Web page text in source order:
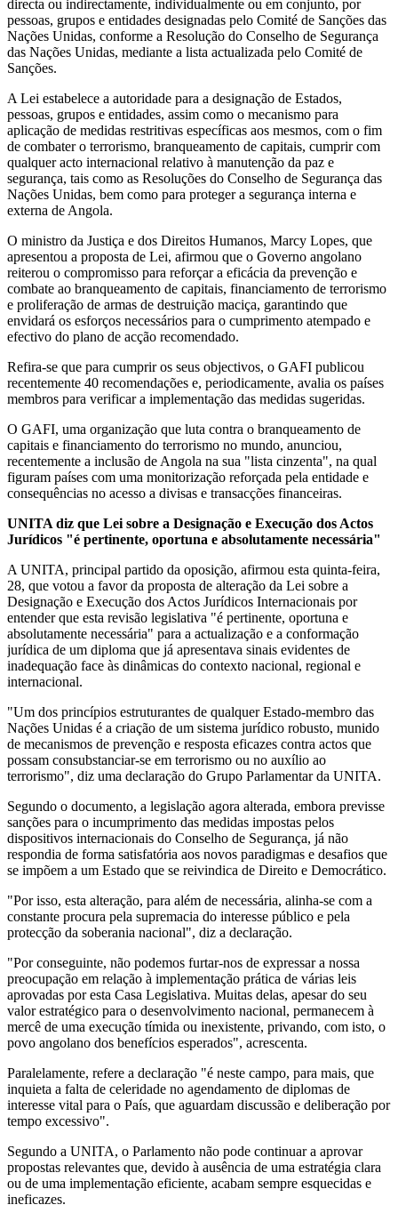
directa ou indirectamente, individualmente ou em conjunto, por
pessoas, grupos e entidades designadas pelo Comité de Sanções das
Nações Unidas, conforme a Resolução do Conselho de Segurança
das Nações Unidas, mediante a lista actualizada pelo Comité de
Sanções.
A Lei estabelece a autoridade para a designação de Estados,
pessoas, grupos e entidades, assim como o mecanismo para
aplicação de medidas restritivas específicas aos mesmos, com o fim
de combater o terrorismo, branqueamento de capitais, cumprir com
qualquer acto internacional relativo à manutenção da paz e
segurança, tais como as Resoluções do Conselho de Segurança das
Nações Unidas, bem como para proteger a segurança interna e
externa de Angola.
O ministro da Justiça e dos Direitos Humanos, Marcy Lopes, que
apresentou a proposta de Lei, afirmou que o Governo angolano
reiterou o compromisso para reforçar a eficácia da prevenção e
combate ao branqueamento de capitais, financiamento de terrorismo
e proliferação de armas de destruição maciça, garantindo que
envidará os esforços necessários para o cumprimento atempado e
efectivo do plano de acção recomendado.
Refira-se que para cumprir os seus objectivos, o GAFI publicou
recentemente 40 recomendações e, periodicamente, avalia os países
membros para verificar a implementação das medidas sugeridas.
O GAFI, uma organização que luta contra o branqueamento de
capitais e financiamento do terrorismo no mundo, anunciou,
recentemente a inclusão de Angola na sua "lista cinzenta", na qual
figuram países com uma monitorização reforçada pela entidade e
consequências no acesso a divisas e transacções financeiras.
UNITA diz que Lei sobre a Designação e Execução dos Actos
Jurídicos "é pertinente, oportuna e absolutamente necessária"
A UNITA, principal partido da oposição, afirmou esta quinta-feira,
28, que votou a favor da proposta de alteração da Lei sobre a
Designação e Execução dos Actos Jurídicos Internacionais por
entender que esta revisão legislativa "é pertinente, oportuna e
absolutamente necessária" para a actualização e a conformação
jurídica de um diploma que já apresentava sinais evidentes de
inadequação face às dinâmicas do contexto nacional, regional e
internacional.
"Um dos princípios estruturantes de qualquer Estado-membro das
Nações Unidas é a criação de um sistema jurídico robusto, munido
de mecanismos de prevenção e resposta eficazes contra actos que
possam consubstanciar-se em terrorismo ou no auxílio ao
terrorismo", diz uma declaração do Grupo Parlamentar da UNITA.
Segundo o documento, a legislação agora alterada, embora previsse
sanções para o incumprimento das medidas impostas pelos
dispositivos internacionais do Conselho de Segurança, já não
respondia de forma satisfatória aos novos paradigmas e desafios que
se impõem a um Estado que se reivindica de Direito e Democrático.
"Por isso, esta alteração, para além de necessária, alinha-se com a
constante procura pela supremacia do interesse público e pela
protecção da soberania nacional", diz a declaração.
"Por conseguinte, não podemos furtar-nos de expressar a nossa
preocupação em relação à implementação prática de várias leis
aprovadas por esta Casa Legislativa. Muitas delas, apesar do seu
valor estratégico para o desenvolvimento nacional, permanecem à
mercê de uma execução tímida ou inexistente, privando, com isto, o
povo angolano dos benefícios esperados", acrescenta.
Paralelamente, refere a declaração "é neste campo, para mais, que
inquieta a falta de celeridade no agendamento de diplomas de
interesse vital para o País, que aguardam discussão e deliberação por
tempo excessivo".
Segundo a UNITA, o Parlamento não pode continuar a aprovar
propostas relevantes que, devido à ausência de uma estratégia clara
ou de uma implementação eficiente, acabam sempre esquecidas e
ineficazes.